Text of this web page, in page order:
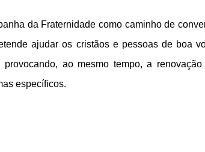
da Fraternidade como caminho de
ajudar os cristãos e pessoas de boa
provocando, ao mesmo tempo, a
específicos.